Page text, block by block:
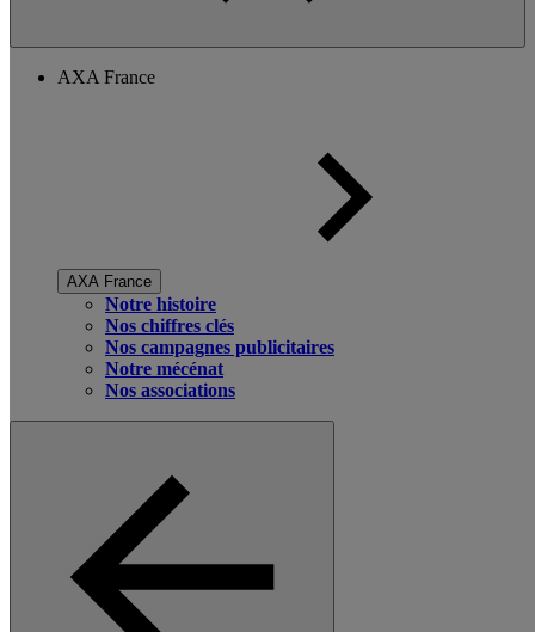
AXA France
AXA France
Notre histoire
Nos chiffres clés
Nos campagnes publicitaires
Notre mécénat
Nos associations